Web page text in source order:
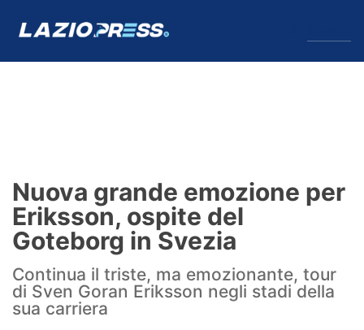
Formello
Infortuni
Primavera
Calciomercato
Nuova grande emozione per
Eriksson, ospite del
Goteborg in Svezia
Continua il triste, ma emozionante, tour
di Sven Goran Eriksson negli stadi della
sua carriera